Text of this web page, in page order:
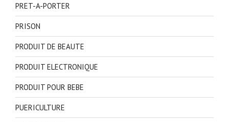
PRET-A-PORTER
PRISON
PRODUIT DE BEAUTE
PRODUIT ELECTRONIQUE
PRODUIT POUR BEBE
PUERICULTURE